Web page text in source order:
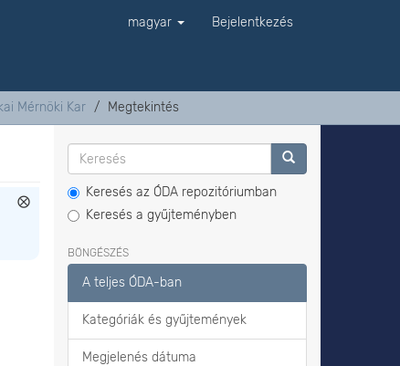
magyar Bejelentkezés
Mérnöki Kar Megtekintés
Keresés az ÓDA repozitóriumban
Keresés a gyűjteményben
BÖNGÉSZÉS
A teljes ÓDA-ban
Kategóriák és gyűjtemények
Megjelenés dátuma